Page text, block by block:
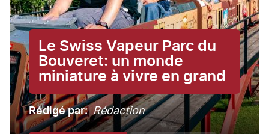
Le Swiss Vapeur Parc du
Bouveret: un monde
miniature à vivre en grand
Rédigé par Rédaction